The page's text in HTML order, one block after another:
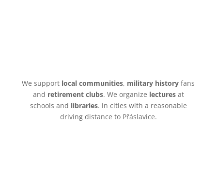
We support local communities, military history fans
and retirement clubs. We organize lecturesat
schools and libraries. in cities with a reasonable
driving distance to Přáslavice.